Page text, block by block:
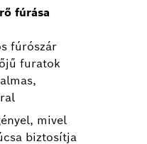
fúrása
fúrószár
furatok
mivel
biztosítja